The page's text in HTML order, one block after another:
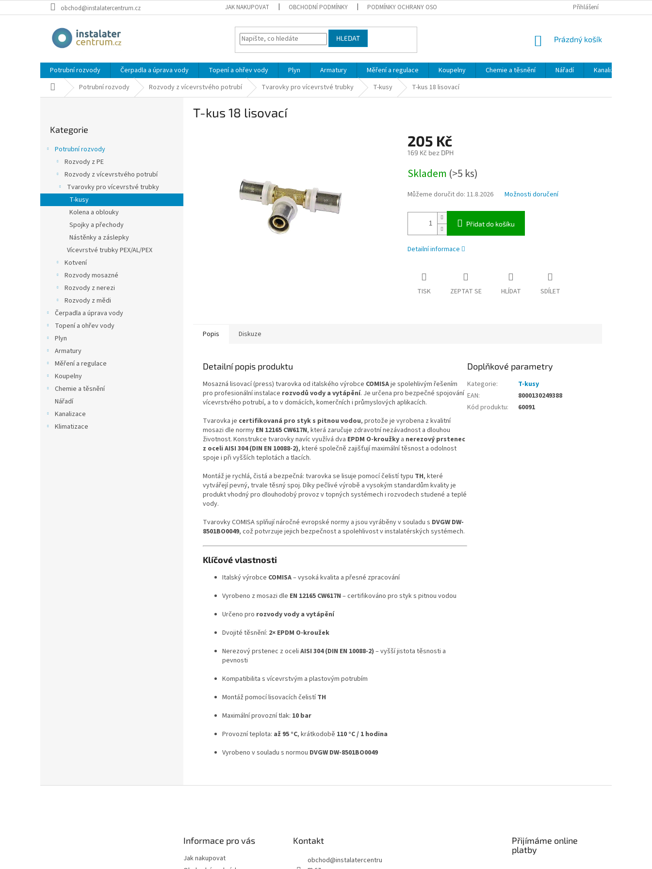
na
obchod@instalatercentrum.cz JAK NAKUPOVAT OBCHODNÍ PODMÍNKY PODMÍNKY OCHRANY OSOBNÍCH ÚDAJŮ MOJE OBJEDNÁVKA
Přihlášení
HLEDAT
NÁKUPNÍ
Prázdný košík
Potrubní rozvody Čerpadla a úprava vody Topení a ohřev vody Plyn Armatury Měření a regulace Koupelny Chemie a těsnění Nářadí Kanalizace
Domů Potrubní rozvody Rozvody z vícevrstvého potrubí Tvarovky pro vícevrstvé trubky T-kusy T-kus 18 lisovací
a
kategorie
Kategorie
Potrubní rozvody
Rozvody z PE
Rozvody z vícevrstvého potrubí
Tvarovky pro vícevrstvé trubky
T-kusy
Kolena a oblouky
Spojky a přechody
Nástěnky a záslepky
Vícevrstvé trubky PEX/AL/PEX
Kotvení
Rozvody mosazné
Rozvody z nerezi
Rozvody z mědi
Čerpadla a úprava vody
Topení a ohřev vody
Plyn
Armatury
Měření a regulace
Koupelny
Chemie a těsnění
Nářadí
Kanalizace
Klimatizace
T-kus 18 lisovací
205 Kč
169 Kč bez DPH
cena:
Skladem (>5 ks)
Můžeme doručit do: 11.8.2026 Možnosti doručení
Přidat do košíku
Detailní informace
TISK ZEPTAT SE HLÍDAT SDÍLET
Popis Diskuze
Detailní popis produktu
Mosazná lisovací (press) tvarovka od italského výrobce COMISAje spolehlivým řešením
pro profesionální instalace rozvodů vody a vytápění. Je určena pro bezpečné spojování
vícevrstvého potrubí, a to v domácích, komerčních i průmyslových aplikacích.
Tvarovka je certifikovaná pro styk s pitnou vodou, protože je vyrobena z kvalitní
mosazi dle normy EN 12165 CW617N, která zaručuje zdravotní nezávadnost a dlouhou
životnost. Konstrukce tvarovky navíc využívá dva EPDM O-kroužky a nerezový prstenec
z oceli AISI 304 (DIN EN 10088-2), které společně zajišťují maximální těsnost a odolnost
spoje i při vyšších teplotách a tlacích.
Montáž je rychlá, čistá a bezpečná: tvarovka se lisuje pomocí čelistí typu TH, které
vytvářejí pevný, trvale těsný spoj. Díky pečlivé výrobě a vysokým standardům kvality je
produkt vhodný pro dlouhodobý provoz v topných systémech i rozvodech studené a teplé
vody.
Tvarovky COMISA splňují náročné evropské normy a jsou vyráběny v souladu s DVGW DW-
8501BO0049, což potvrzuje jejich bezpečnost a spolehlivost v instalatérských systémech.
Klíčové vlastnosti
Italský výrobce COMISA– vysoká kvalita a přesné zpracování
Vyrobeno z mosazi dle EN 12165 CW617N – certifikováno pro styk s pitnou vodou
Určeno pro rozvody vody a vytápění
Dvojité těsnění: 2× EPDM O-kroužek
Nerezový prstenec z oceli AISI 304 (DIN EN 10088-2) – vyšší jistota těsnosti a
pevnosti
Kompatibilita s vícevrstvým a plastovým potrubím
Montáž pomocí lisovacích čelistíTH
Maximální provozní tlak: 10 bar
Provozní teplota: až 95 °C, krátkodobě 110 °C / 1 hodina
Vyrobeno v souladu s normou DVGW DW-8501BO0049
Doplňkové parametry
Kategorie:
T-kusy
EAN:
8000130249388
Kód produktu: 60091
Informace pro vás
Jak nakupovat
Kontakt
obchod@instalatercentru
Přijímáme online
platby